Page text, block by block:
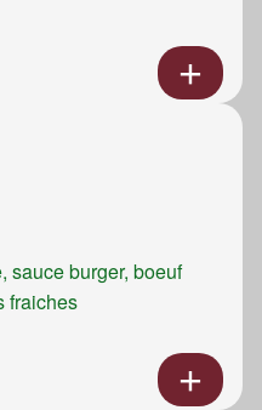
sauce burger, boeuf
fraiches